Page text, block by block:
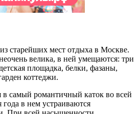
старейших мест отдыха в Москве.
велика, в ней умещаются: три
площадка, белки, фазаны,
коттеджи.
самый романтичный каток во всей
в нем устраиваются